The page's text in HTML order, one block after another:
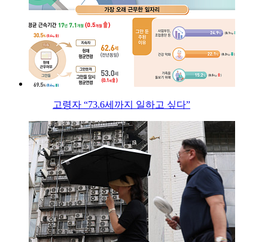
고령자 “73.6세까지 일하고 싶다”